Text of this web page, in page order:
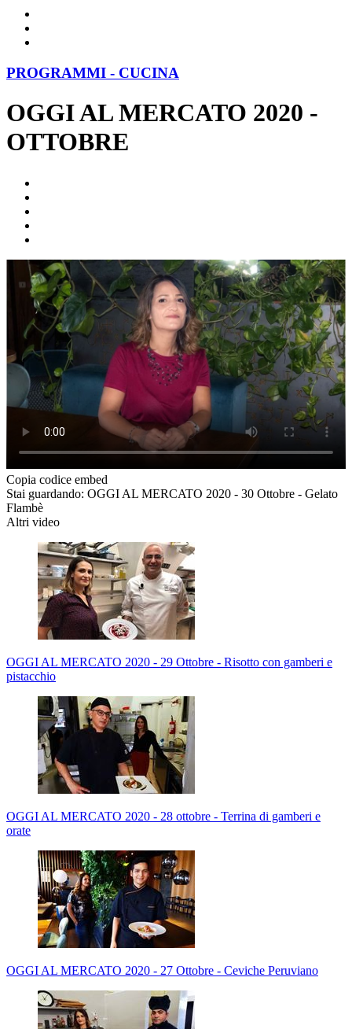
PROGRAMMI - CUCINA
OGGI AL MERCATO 2020 -
OTTOBRE
Copia codice embed
Stai guardando: OGGI AL MERCATO 2020 - 30 Ottobre - Gelato
Flambè
Altri video
OGGI AL MERCATO 2020 - 29 Ottobre - Risotto con gamberi e
pistacchio
OGGI AL MERCATO 2020 - 28 ottobre - Terrina di gamberi e
orate
OGGI AL MERCATO 2020 - 27 Ottobre - Ceviche Peruviano